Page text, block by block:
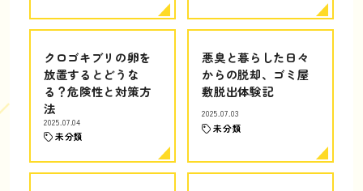
クロゴキブリの卵を
放置するとどうな
る？危険性と対策方
法
2025.07.04
未分類
悪臭と暮らした日々
からの脱却、ゴミ屋
敷脱出体験記
2025.07.03
未分類